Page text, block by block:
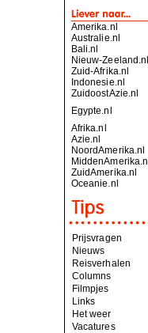
Amerika.nl
Australie.nl
Bali.nl
Nieuw-Zeeland.nl
Zuid-Afrika.nl
Indonesie.nl
ZuidoostAzie.nl
Egypte.nl
Afrika.nl
Azie.nl
NoordAmerika.nl
MiddenAmerika.nl
ZuidAmerika.nl
Oceanie.nl
Prijsvragen
Nieuws
Reisverhalen
Columns
Filmpjes
Links
Het weer
Vacatures